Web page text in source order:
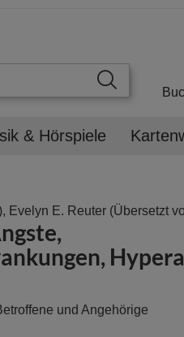
& Hörspiele
Evelyn E. Reuter (Übersetzt
und Angehörige